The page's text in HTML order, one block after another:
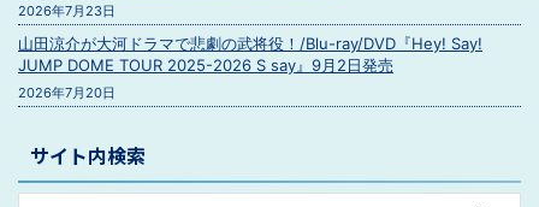
2026年7月23日
山田涼介が大河ドラマで悲劇の武将役！/Blu-ray/DVD『Hey! Say!
JUMP DOME TOUR 2025-2026 S say』9月2日発売
2026年7月20日
サイト内検索